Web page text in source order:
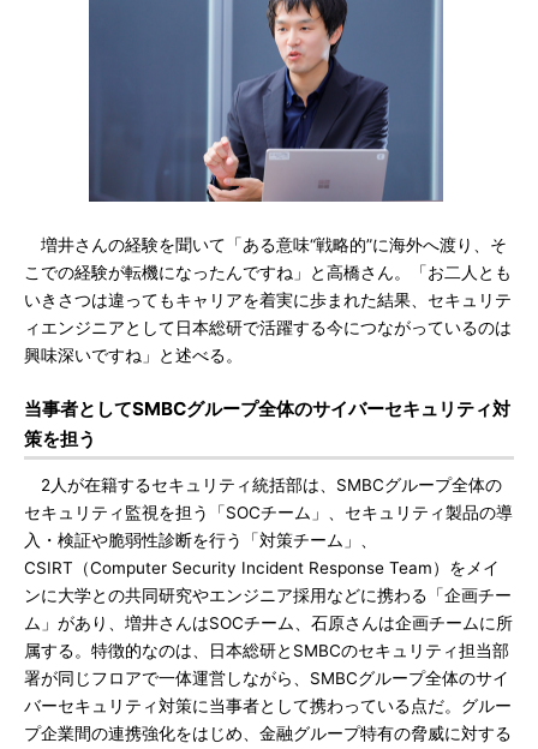
増井さんの経験を聞いて「ある意味“戦略的”に海外へ渡り、そ
こでの経験が転機になったんですね」と高橋さん。「お二人とも
いきさつは違ってもキャリアを着実に歩まれた結果、セキュリテ
ィエンジニアとして日本総研で活躍する今につながっているのは
興味深いですね」と述べる。
当事者としてSMBCグループ全体のサイバーセキュリティ対
策を担う
2人が在籍するセキュリティ統括部は、SMBCグループ全体の
セキュリティ監視を担う「SOCチーム」、セキュリティ製品の導
入・検証や脆弱性診断を行う「対策チーム」、
CSIRT（Computer Security Incident Response Team）をメイ
ンに大学との共同研究やエンジニア採用などに携わる「企画チー
ム」があり、増井さんはSOCチーム、石原さんは企画チームに所
属する。特徴的なのは、日本総研とSMBCのセキュリティ担当部
署が同じフロアで一体運営しながら、SMBCグループ全体のサイ
バーセキュリティ対策に当事者として携わっている点だ。グルー
プ企業間の連携強化をはじめ、金融グループ特有の脅威に対する